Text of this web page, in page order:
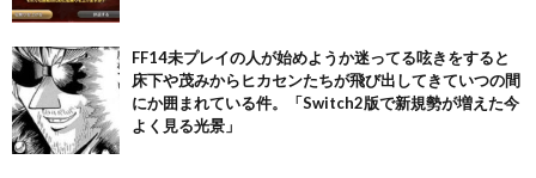
FF14未プレイの人が始めようか迷ってる呟きをすると
床下や茂みからヒカセンたちが飛び出してきていつの間
にか囲まれている件。「Switch2版で新規勢が増えた今
よく見る光景」